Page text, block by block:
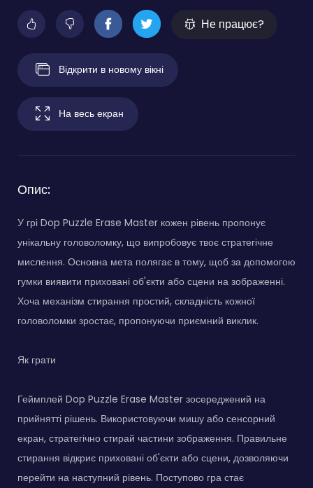
Не працює?
Відкрити в новому вікні
На весь екран
Опис:
У грі Dop Puzzle Erase Master кожен рівень пропонує
унікальну головоломку, що випробовує твоє стратегічне
мислення. Основна мета полягає в тому, щоб за допомогою
гумки виявити приховані об'єкти або сцени на зображенні.
Хоча механізм стирання простий, складність кожної
головоломки зростає, пропонуючи приємний виклик.
Як грати
Геймплей Dop Puzzle Erase Master зосереджений на
прийнятті рішень. Використовуючи мишу або сенсорний
екран, стратегічно стирай частини зображення. Правильне
стирання відкриє приховані об'єкти або сцени, дозволяючи
перейти на наступний рівень. Поступово гра стає